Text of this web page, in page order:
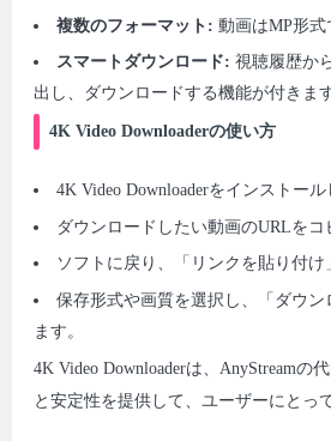
複数のフォーマット: 動画はMP形式
スマートダウンロード: 視聴履歴か
出し、ダウンロードする機能が付きます
4K Video Downloaderの使い方
4K Video Downloaderをインストール
ダウンロードしたい動画のURLをコ
ソフトに戻り、「リンクを貼り付け
保存形式や画質を選択し、「ダウン
ます。
4K Video Downloaderは、AnyStreamの
と安定性を提供して、ユーザーにとっ